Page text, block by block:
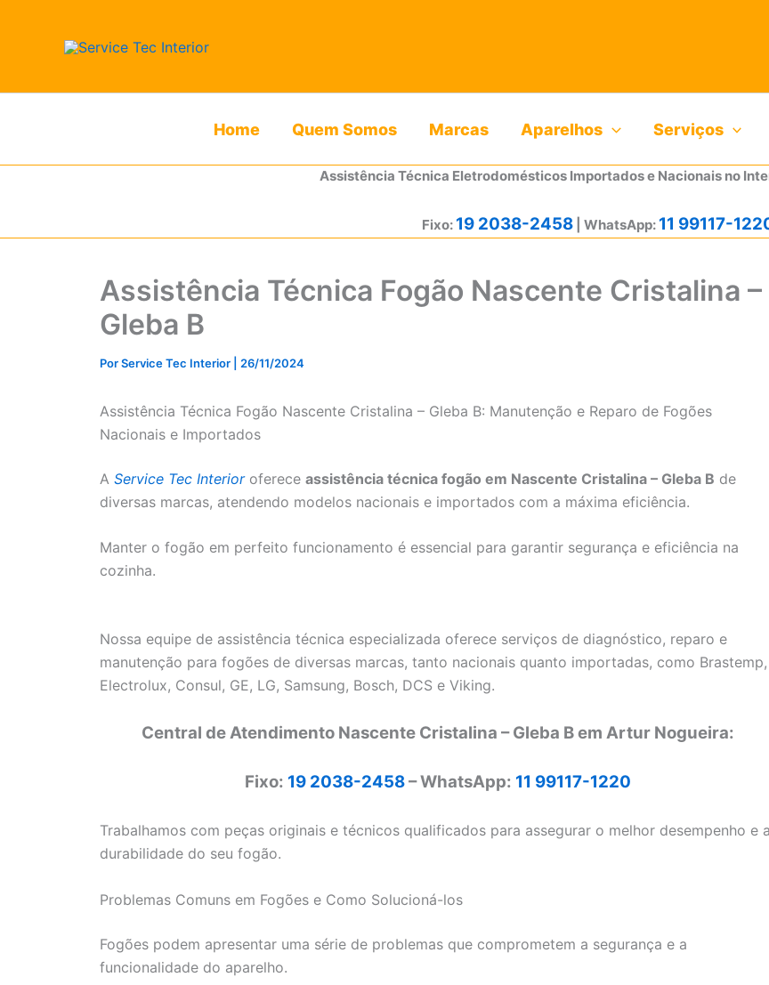
Home Quem Somos Marcas Aparelhos Serviços
Assistência Técnica Eletrodomésticos Importados e Nacionais no
Fixo: 19 2038-2458 | WhatsApp: 11 99117-
Assistência Técnica Fogão Nascente Cristalina –
Gleba B
PorService Tec Interior 26/11/2024
Assistência Técnica Fogão Nascente Cristalina – Gleba B: Manutenção e Reparo de Fogões
Nacionais e Importados
A Service Tec Interioroferece assistência técnica fogão em Nascente Cristalina – Gleba B de
diversas marcas, atendendo modelos nacionais e importados com a máxima eficiência.
Manter o fogão em perfeito funcionamento é essencial para garantir segurança e eficiência na
cozinha.
Nossa equipe de assistência técnica especializada oferece serviços de diagnóstico, reparo e
manutenção para fogões de diversas marcas, tanto nacionais quanto importadas, como Brastemp,
Electrolux, Consul, GE, LG, Samsung, Bosch, DCS e Viking.
Central de Atendimento Nascente Cristalina – Gleba B em Artur Nogueira:
Fixo: 19 2038-2458– WhatsApp: 11 99117-1220
Trabalhamos com peças originais e técnicos qualificados para assegurar o melhor desempenho e a
durabilidade do seu fogão.
Problemas Comuns em Fogões e Como Solucioná-los
Fogões podem apresentar uma série de problemas que comprometem a segurança e a
funcionalidade do aparelho.